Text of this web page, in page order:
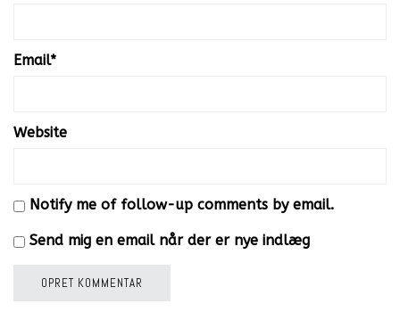
Email*
Website
Notify me of follow-up comments by email.
Send mig en email når der er nye indlæg